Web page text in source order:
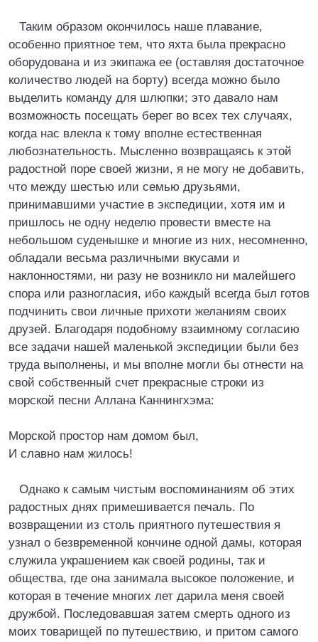
Таким образом окончилось наше плавание,
особенно приятное тем, что яхта была прекрасно
оборудована и из экипажа ее (оставляя достаточное
количество людей на борту) всегда можно было
выделить команду для шлюпки; это давало нам
возможность посещать берег во всех тех случаях,
когда нас влекла к тому вполне естественная
любознательность. Мысленно возвращаясь к этой
радостной поре своей жизни, я не могу не добавить,
что между шестью или семью друзьями,
принимавшими участие в экспедиции, хотя им и
пришлось не одну неделю провести вместе на
небольшом суденышке и многие из них, несомненно,
обладали весьма различными вкусами и
наклонностями, ни разу не возникло ни малейшего
спора или разногласия, ибо каждый всегда был готов
подчинить свои личные прихоти желаниям своих
друзей. Благодаря подобному взаимному согласию
все задачи нашей маленькой экспедиции были без
труда выполнены, и мы вполне могли бы отнести на
свой собственный счет прекрасные строки из
морской песни Аллана Каннингхэма:
Морской простор нам домом был,
И славно нам жилось!
Однако к самым чистым воспоминаниям об этих
радостных днях примешивается печаль. По
возвращении из столь приятного путешествия я
узнал о безвременной кончине одной дамы, которая
служила украшением как своей родины, так и
общества, где она занимала высокое положение, и
которая в течение многих лет дарила меня своей
дружбой. Последовавшая затем смерть одного из
моих товарищей по путешествию, и притом самого